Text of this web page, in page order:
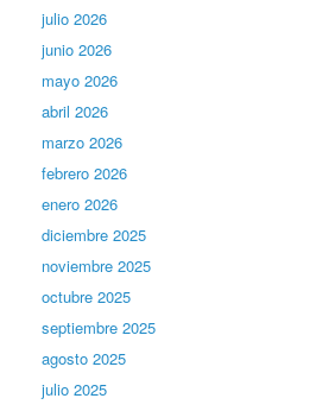
julio 2026
junio 2026
mayo 2026
abril 2026
marzo 2026
febrero 2026
enero 2026
diciembre 2025
noviembre 2025
octubre 2025
septiembre 2025
agosto 2025
julio 2025